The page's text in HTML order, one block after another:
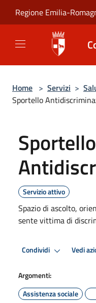
Regione Emilia-
Home > Servizi >
Sportello
Sportello
Servizio attivo
Spazio di ascolto,
sente vittima di
Condividi Vedi
Argomenti:
Assistenza sociale